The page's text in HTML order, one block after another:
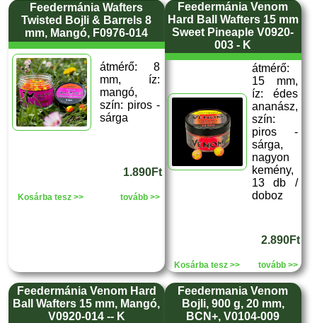
Feedermánia Wafters
Twisted Bojli & Barrels 8
mm, Mangó, F0976-014
átmérő: 8
mm, íz:
mangó,
szín: piros -
sárga
1.890Ft
Kosárba tesz >> tovább >>
Feedermánia Venom
Hard Ball Wafters 15 mm
Sweet Pineaple V0920-
003 - K
átmérő:
15 mm,
íz: édes
ananász,
szín:
piros -
sárga,
nagyon
kemény,
13 db /
doboz
2.890Ft
Kosárba tesz >> tovább >>
Feedermánia Venom Hard
Ball Wafters 15 mm, Mangó,
V0920-014 -- K
Feedermania Venom
Bojli, 900 g, 20 mm,
BCN+, V0104-009